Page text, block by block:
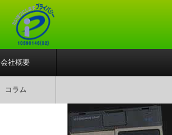
会社概要
コラム